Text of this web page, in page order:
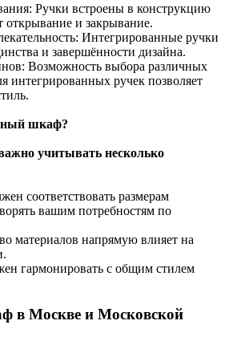
Ручки встроены в конструкцию
открывание и закрывание.
Интегрированные ручки
и завершённости дизайна.
Возможность выбора различных
интегрированных ручек позволяет
шкаф?
учитывать несколько
соответствовать размерам
вашим потребностям по
материалов напрямую влияет на
гармонировать с общим стилем
в Москве и Московской